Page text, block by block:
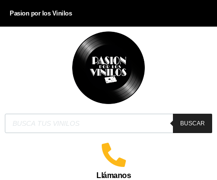
Pasion por los Vinilos
BUSCAR
Llámanos